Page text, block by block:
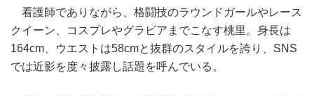
看護師でありながら、格闘技のラウンドガールやレース
クイーン、コスプレやグラビアまでこなす桃里。身長は
164cm、ウエストは58cmと抜群のスタイルを誇り、SNS
では近影を度々披露し話題を呼んでいる。